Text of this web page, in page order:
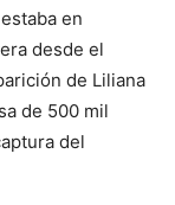
en
desde el
de Liliana
de 500 mil
del